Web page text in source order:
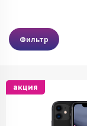
Фильтр
акция